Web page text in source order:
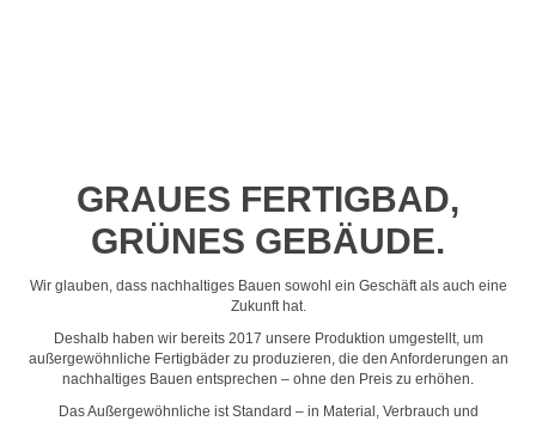
GRAUES FERTIGBAD,
GRÜNES GEBÄUDE.
Wir glauben, dass nachhaltiges Bauen sowohl ein Geschäft als auch eine
Zukunft hat.
Deshalb haben wir bereits 2017 unsere Produktion umgestellt, um
außergewöhnliche Fertigbäder zu produzieren, die den Anforderungen an
nachhaltiges Bauen entsprechen – ohne den Preis zu erhöhen.
Das Außergewöhnliche ist Standard – in Material, Verbrauch und